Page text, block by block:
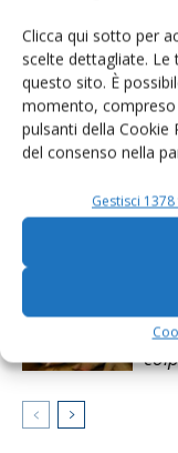
Clicca qui sotto per
scelte dettagliate. Le
questo sito. È
momento,
pulsanti della Cookie
del consenso nella
Gestisci
Articoli correlati
la